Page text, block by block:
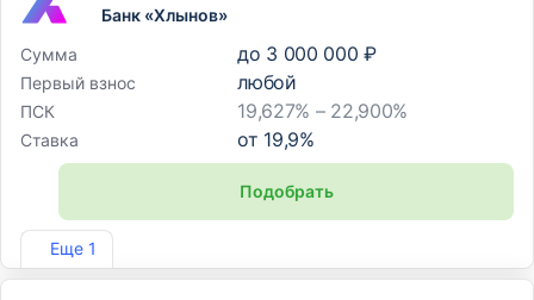
Еще 1
Банк «Хлынов»
Сумма
до 3 000 000 ₽
Первый взнос любой
ПСК 19,627% – 22,900%
Ставка от 19,9%
Подобрать
Лиц. №254